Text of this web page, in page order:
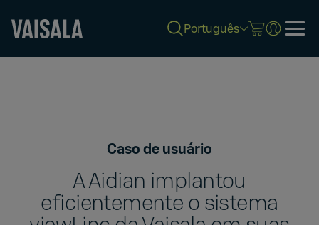
Português
Caso de usuário
A Aidian implantou
eficientemente o sistema